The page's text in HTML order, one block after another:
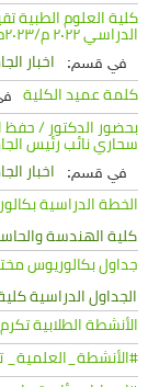
كلية العلوم الطبية
الدراسي ٢٠٢٢ م/٢٠٢٣م
في قسم:
اخبار
كلمة عميد الكلية
بحضور الدكتور / حفظ
سحاري نائب رئيس
في قسم:
اخبار
الخطة الدراسية
كلية الهندسة
جداول بكالوريوس
الجداول الدراسية
الأنشطة الطلابية
#الأنشطة_العلمية_